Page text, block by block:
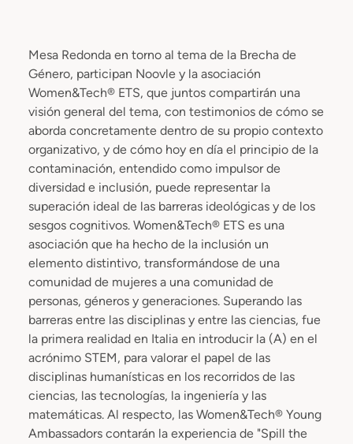
Mesa Redonda en torno al tema de la Brecha de
Género, participan Noovle y la asociación
Women&Tech® ETS, que juntos compartirán una
visión general del tema, con testimonios de cómo se
aborda concretamente dentro de su propio contexto
organizativo, y de cómo hoy en día el principio de la
contaminación, entendido como impulsor de
diversidad e inclusión, puede representar la
superación ideal de las barreras ideológicas y de los
sesgos cognitivos. Women&Tech® ETS es una
asociación que ha hecho de la inclusión un
elemento distintivo, transformándose de una
comunidad de mujeres a una comunidad de
personas, géneros y generaciones. Superando las
barreras entre las disciplinas y entre las ciencias, fue
la primera realidad en Italia en introducir la (A) en el
acrónimo STEM, para valorar el papel de las
disciplinas humanísticas en los recorridos de las
ciencias, las tecnologías, la ingeniería y las
matemáticas. Al respecto, las Women&Tech® Young
Ambassadors contarán la experiencia de "Spill the